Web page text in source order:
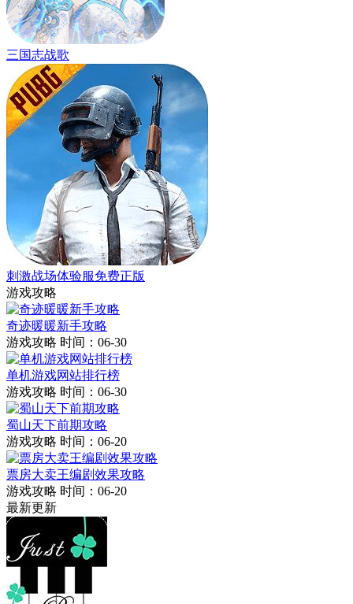
三国志战歌
刺激战场体验服免费正版
游戏攻略
奇迹暖暖新手攻略
游戏攻略 时间：06-30
单机游戏网站排行榜
游戏攻略 时间：06-30
蜀山天下前期攻略
游戏攻略 时间：06-20
票房大卖王编剧效果攻略
游戏攻略 时间：06-20
最新更新